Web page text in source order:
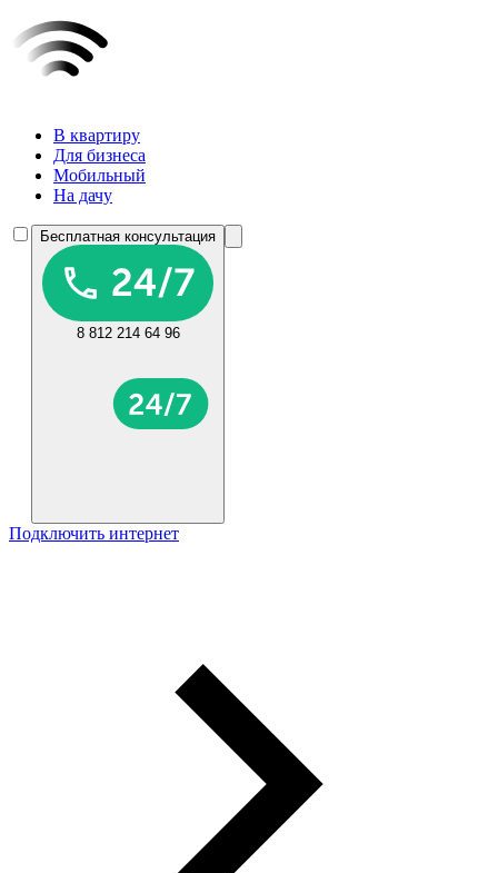
В квартиру
Для бизнеса
Мобильный
На дачу
Бесплатная консультация
8 812 214 64 96
Подключить интернет